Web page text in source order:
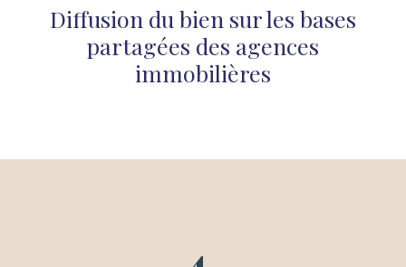
Diffusion du bien sur les bases
partagées des agences
immobilières